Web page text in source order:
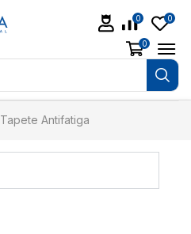
0 0
0
Tapete Antifatiga